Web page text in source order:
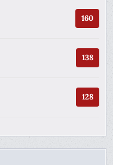
160
138
128